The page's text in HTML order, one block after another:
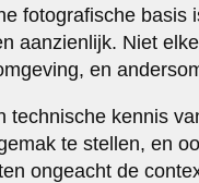
fotografische basis
aanzienlijk. Niet
en
technische kennis
te stellen, en
ongeacht de